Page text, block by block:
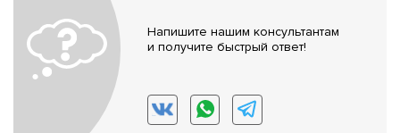
Напишите нашим консультантам
и получите быстрый ответ!